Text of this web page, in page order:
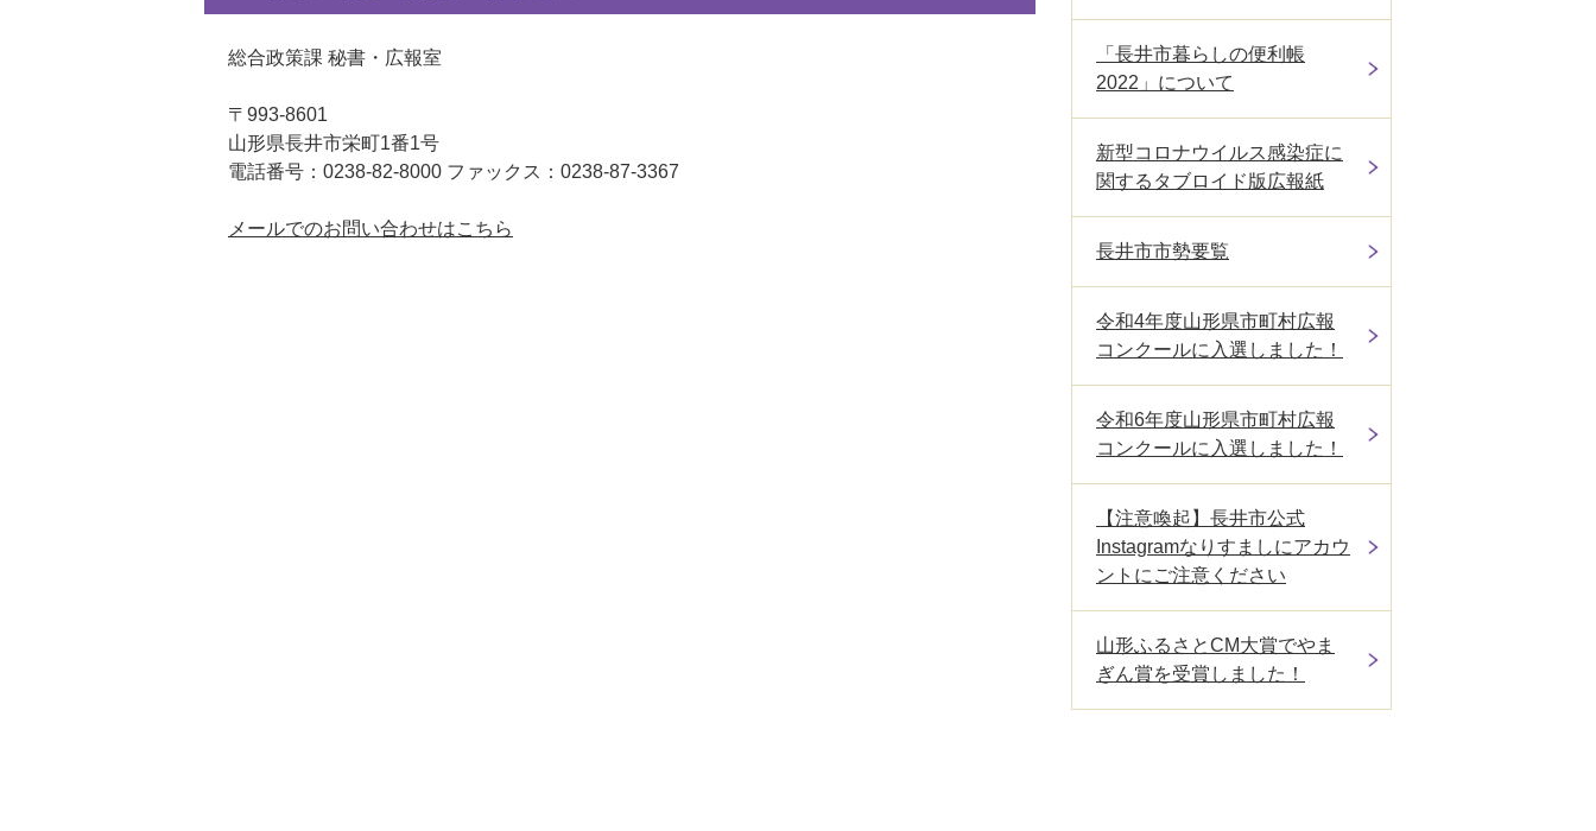
総合政策課 秘書・広報室
〒993-8601
山形県長井市栄町1番1号
電話番号：0238-82-8000 ファックス：0238-87-3367
メールでのお問い合わせはこちら
「長井市暮らしの便利帳
2022」について
新型コロナウイルス感染症に
関するタブロイド版広報紙
長井市市勢要覧
令和4年度山形県市町村広報
コンクールに入選しました！
令和6年度山形県市町村広報
コンクールに入選しました！
【注意喚起】長井市公式
Instagramなりすましにアカウ
ントにご注意ください
山形ふるさとCM大賞でやま
ぎん賞を受賞しました！